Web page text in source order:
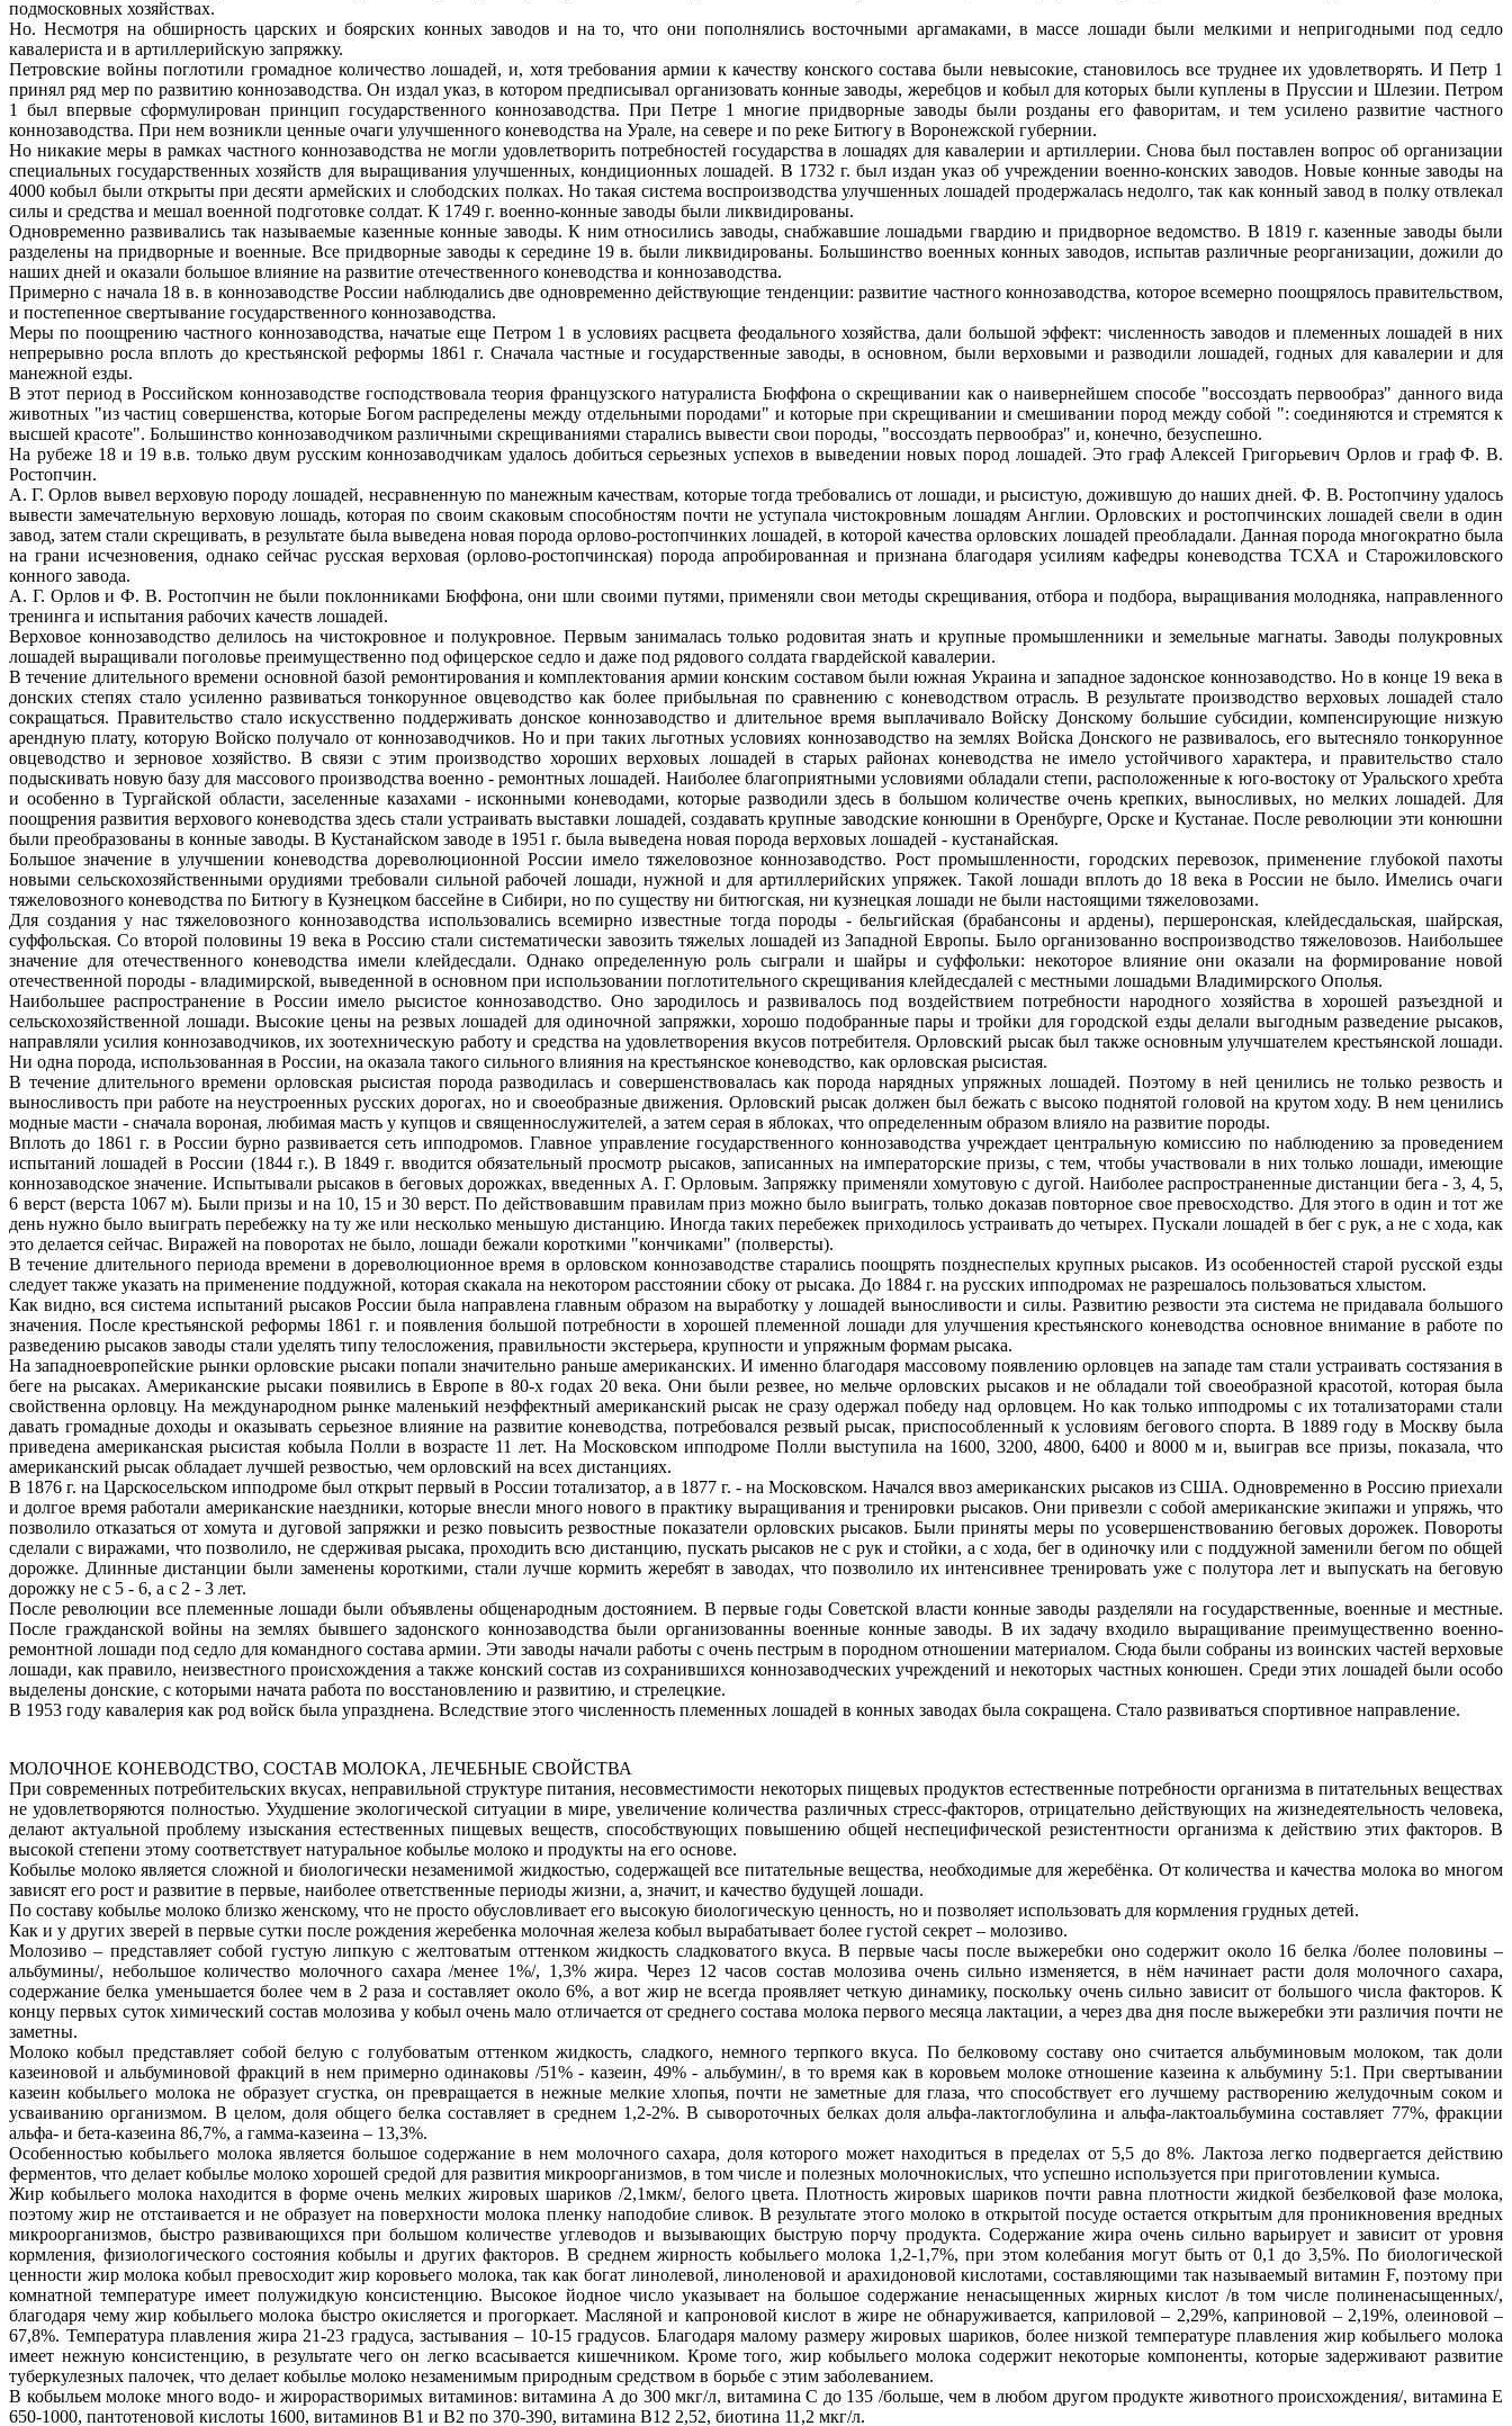
подмосковных хозяйствах.
Но. Несмотря на обширность царских и боярских конных заводов и на то, что они пополнялись восточными аргамаками, в массе лошади были мелкими и непригодными под седло
кавалериста и в артиллерийскую запряжку.
Петровские войны поглотили громадное количество лошадей, и, хотя требования армии к качеству конского состава были невысокие, становилось все труднее их удовлетворять. И Петр 1
принял ряд мер по развитию коннозаводства. Он издал указ, в котором предписывал организовать конные заводы, жеребцов и кобыл для которых были куплены в Пруссии и Шлезии. Петром
1 был впервые сформулирован принцип государственного коннозаводства. При Петре 1 многие придворные заводы были розданы его фаворитам, и тем усилено развитие частного
коннозаводства. При нем возникли ценные очаги улучшенного коневодства на Урале, на севере и по реке Битюгу в Воронежской губернии.
Но никакие меры в рамках частного коннозаводства не могли удовлетворить потребностей государства в лошадях для кавалерии и артиллерии. Снова был поставлен вопрос об организации
специальных государственных хозяйств для выращивания улучшенных, кондиционных лошадей. В 1732 г. был издан указ об учреждении военно-конских заводов. Новые конные заводы на
4000 кобыл были открыты при десяти армейских и слободских полках. Но такая система воспроизводства улучшенных лошадей продержалась недолго, так как конный завод в полку отвлекал
силы и средства и мешал военной подготовке солдат. К 1749 г. военно-конные заводы были ликвидированы.
Одновременно развивались так называемые казенные конные заводы. К ним относились заводы, снабжавшие лошадьми гвардию и придворное ведомство. В 1819 г. казенные заводы были
разделены на придворные и военные. Все придворные заводы к середине 19 в. были ликвидированы. Большинство военных конных заводов, испытав различные реорганизации, дожили до
наших дней и оказали большое влияние на развитие отечественного коневодства и коннозаводства.
Примерно с начала 18 в. в коннозаводстве России наблюдались две одновременно действующие тенденции: развитие частного коннозаводства, которое всемерно поощрялось правительством,
и постепенное свертывание государственного коннозаводства.
Меры по поощрению частного коннозаводства, начатые еще Петром 1 в условиях расцвета феодального хозяйства, дали большой эффект: численность заводов и племенных лошадей в них
непрерывно росла вплоть до крестьянской реформы 1861 г. Сначала частные и государственные заводы, в основном, были верховыми и разводили лошадей, годных для кавалерии и для
манежной езды.
В этот период в Российском коннозаводстве господствовала теория французского натуралиста Бюффона о скрещивании как о наивернейшем способе "воссоздать первообраз" данного вида
животных "из частиц совершенства, которые Богом распределены между отдельными породами" и которые при скрещивании и смешивании пород между собой ": соединяются и стремятся к
высшей красоте". Большинство коннозаводчиком различными скрещиваниями старались вывести свои породы, "воссоздать первообраз" и, конечно, безуспешно.
На рубеже 18 и 19 в.в. только двум русским коннозаводчикам удалось добиться серьезных успехов в выведении новых пород лошадей. Это граф Алексей Григорьевич Орлов и граф Ф. В.
Ростопчин.
А. Г. Орлов вывел верховую породу лошадей, несравненную по манежным качествам, которые тогда требовались от лошади, и рысистую, дожившую до наших дней. Ф. В. Ростопчину удалось
вывести замечательную верховую лошадь, которая по своим скаковым способностям почти не уступала чистокровным лошадям Англии. Орловских и ростопчинских лошадей свели в один
завод, затем стали скрещивать, в результате была выведена новая порода орлово-ростопчинких лошадей, в которой качества орловских лошадей преобладали. Данная порода многократно была
на грани исчезновения, однако сейчас русская верховая (орлово-ростопчинская) порода апробированная и признана благодаря усилиям кафедры коневодства ТСХА и Старожиловского
конного завода.
А. Г. Орлов и Ф. В. Ростопчин не были поклонниками Бюффона, они шли своими путями, применяли свои методы скрещивания, отбора и подбора, выращивания молодняка, направленного
тренинга и испытания рабочих качеств лошадей.
Верховое коннозаводство делилось на чистокровное и полукровное. Первым занималась только родовитая знать и крупные промышленники и земельные магнаты. Заводы полукровных
лошадей выращивали поголовье преимущественно под офицерское седло и даже под рядового солдата гвардейской кавалерии.
В течение длительного времени основной базой ремонтирования и комплектования армии конским составом были южная Украина и западное задонское коннозаводство. Но в конце 19 века в
донских степях стало усиленно развиваться тонкорунное овцеводство как более прибыльная по сравнению с коневодством отрасль. В результате производство верховых лошадей стало
сокращаться. Правительство стало искусственно поддерживать донское коннозаводство и длительное время выплачивало Войску Донскому большие субсидии, компенсирующие низкую
арендную плату, которую Войско получало от коннозаводчиков. Но и при таких льготных условиях коннозаводство на землях Войска Донского не развивалось, его вытесняло тонкорунное
овцеводство и зерновое хозяйство. В связи с этим производство хороших верховых лошадей в старых районах коневодства не имело устойчивого характера, и правительство стало
подыскивать новую базу для массового производства военно - ремонтных лошадей. Наиболее благоприятными условиями обладали степи, расположенные к юго-востоку от Уральского хребта
и особенно в Тургайской области, заселенные казахами - исконными коневодами, которые разводили здесь в большом количестве очень крепких, выносливых, но мелких лошадей. Для
поощрения развития верхового коневодства здесь стали устраивать выставки лошадей, создавать крупные заводские конюшни в Оренбурге, Орске и Кустанае. После революции эти конюшни
были преобразованы в конные заводы. В Кустанайском заводе в 1951 г. была выведена новая порода верховых лошадей - кустанайская.
Большое значение в улучшении коневодства дореволюционной России имело тяжеловозное коннозаводство. Рост промышленности, городских перевозок, применение глубокой пахоты
новыми сельскохозяйственными орудиями требовали сильной рабочей лошади, нужной и для артиллерийских упряжек. Такой лошади вплоть до 18 века в России не было. Имелись очаги
тяжеловозного коневодства по Битюгу в Кузнецком бассейне в Сибири, но по существу ни битюгская, ни кузнецкая лошади не были настоящими тяжеловозами.
Для создания у нас тяжеловозного коннозаводства использовались всемирно известные тогда породы - бельгийская (брабансоны и ардены), першеронская, клейдесдальская, шайрская,
суффольская. Со второй половины 19 века в Россию стали систематически завозить тяжелых лошадей из Западной Европы. Было организованно воспроизводство тяжеловозов. Наибольшее
значение для отечественного коневодства имели клейдесдали. Однако определенную роль сыграли и шайры и суффольки: некоторое влияние они оказали на формирование новой
отечественной породы - владимирской, выведенной в основном при использовании поглотительного скрещивания клейдесдалей с местными лошадьми Владимирского Ополья.
Наибольшее распространение в России имело рысистое коннозаводство. Оно зародилось и развивалось под воздействием потребности народного хозяйства в хорошей разъездной и
сельскохозяйственной лошади. Высокие цены на резвых лошадей для одиночной запряжки, хорошо подобранные пары и тройки для городской езды делали выгодным разведение рысаков,
направляли усилия коннозаводчиков, их зоотехническую работу и средства на удовлетворения вкусов потребителя. Орловский рысак был также основным улучшателем крестьянской лошади.
Ни одна порода, использованная в России, на оказала такого сильного влияния на крестьянское коневодство, как орловская рысистая.
В течение длительного времени орловская рысистая порода разводилась и совершенствовалась как порода нарядных упряжных лошадей. Поэтому в ней ценились не только резвость и
выносливость при работе на неустроенных русских дорогах, но и своеобразные движения. Орловский рысак должен был бежать с высоко поднятой головой на крутом ходу. В нем ценились
модные масти - сначала вороная, любимая масть у купцов и священнослужителей, а затем серая в яблоках, что определенным образом влияло на развитие породы.
Вплоть до 1861 г. в России бурно развивается сеть ипподромов. Главное управление государственного коннозаводства учреждает центральную комиссию по наблюдению за проведением
испытаний лошадей в России (1844 г.). В 1849 г. вводится обязательный просмотр рысаков, записанных на императорские призы, с тем, чтобы участвовали в них только лошади, имеющие
коннозаводское значение. Испытывали рысаков в беговых дорожках, введенных А. Г. Орловым. Запряжку применяли хомутовую с дугой. Наиболее распространенные дистанции бега - 3, 4, 5,
6 верст (верста 1067 м). Были призы и на 10, 15 и 30 верст. По действовавшим правилам приз можно было выиграть, только доказав повторное свое превосходство. Для этого в один и тот же
день нужно было выиграть перебежку на ту же или несколько меньшую дистанцию. Иногда таких перебежек приходилось устраивать до четырех. Пускали лошадей в бег с рук, а не с хода, как
это делается сейчас. Виражей на поворотах не было, лошади бежали короткими "кончиками" (полверсты).
В течение длительного периода времени в дореволюционное время в орловском коннозаводстве старались поощрять позднеспелых крупных рысаков. Из особенностей старой русской езды
следует также указать на применение поддужной, которая скакала на некотором расстоянии сбоку от рысака. До 1884 г. на русских ипподромах не разрешалось пользоваться хлыстом.
Как видно, вся система испытаний рысаков России была направлена главным образом на выработку у лошадей выносливости и силы. Развитию резвости эта система не придавала большого
значения. После крестьянской реформы 1861 г. и появления большой потребности в хорошей племенной лошади для улучшения крестьянского коневодства основное внимание в работе по
разведению рысаков заводы стали уделять типу телосложения, правильности экстерьера, крупности и упряжным формам рысака.
На западноевропейские рынки орловские рысаки попали значительно раньше американских. И именно благодаря массовому появлению орловцев на западе там стали устраивать состязания в
беге на рысаках. Американские рысаки появились в Европе в 80-х годах 20 века. Они были резвее, но мельче орловских рысаков и не обладали той своеобразной красотой, которая была
свойственна орловцу. На международном рынке маленький неэффектный американский рысак не сразу одержал победу над орловцем. Но как только ипподромы с их тотализаторами стали
давать громадные доходы и оказывать серьезное влияние на развитие коневодства, потребовался резвый рысак, приспособленный к условиям бегового спорта. В 1889 году в Москву была
приведена американская рысистая кобыла Полли в возрасте 11 лет. На Московском ипподроме Полли выступила на 1600, 3200, 4800, 6400 и 8000 м и, выиграв все призы, показала, что
американский рысак обладает лучшей резвостью, чем орловский на всех дистанциях.
В 1876 г. на Царскосельском ипподроме был открыт первый в России тотализатор, а в 1877 г. - на Московском. Начался ввоз американских рысаков из США. Одновременно в Россию приехали
и долгое время работали американские наездники, которые внесли много нового в практику выращивания и тренировки рысаков. Они привезли с собой американские экипажи и упряжь, что
позволило отказаться от хомута и дуговой запряжки и резко повысить резвостные показатели орловских рысаков. Были приняты меры по усовершенствованию беговых дорожек. Повороты
сделали с виражами, что позволило, не сдерживая рысака, проходить всю дистанцию, пускать рысаков не с рук и стойки, а с хода, бег в одиночку или с поддужной заменили бегом по общей
дорожке. Длинные дистанции были заменены короткими, стали лучше кормить жеребят в заводах, что позволило их интенсивнее тренировать уже с полутора лет и выпускать на беговую
дорожку не с 5 - 6, а с 2 - 3 лет.
После революции все племенные лошади были объявлены общенародным достоянием. В первые годы Советской власти конные заводы разделяли на государственные, военные и местные.
После гражданской войны на землях бывшего задонского коннозаводства были организованны военные конные заводы. В их задачу входило выращивание преимущественно военно-
ремонтной лошади под седло для командного состава армии. Эти заводы начали работы с очень пестрым в породном отношении материалом. Сюда были собраны из воинских частей верховые
лошади, как правило, неизвестного происхождения а также конский состав из сохранившихся коннозаводческих учреждений и некоторых частных конюшен. Среди этих лошадей были особо
выделены донские, с которыми начата работа по восстановлению и развитию, и стрелецкие.
В 1953 году кавалерия как род войск была упразднена. Вследствие этого численность племенных лошадей в конных заводах была сокращена. Стало развиваться спортивное направление.
МОЛОЧНОЕ КОНЕВОДСТВО, СОСТАВ МОЛОКА, ЛЕЧЕБНЫЕ СВОЙСТВА
При современных потребительских вкусах, неправильной структуре питания, несовместимости некоторых пищевых продуктов естественные потребности организма в питательных веществах
не удовлетворяются полностью. Ухудшение экологической ситуации в мире, увеличение количества различных стресс-факторов, отрицательно действующих на жизнедеятельность человека,
делают актуальной проблему изыскания естественных пищевых веществ, способствующих повышению общей неспецифической резистентности организма к действию этих факторов. В
высокой степени этому соответствует натуральное кобылье молоко и продукты на его основе.
Кобылье молоко является сложной и биологически незаменимой жидкостью, содержащей все питательные вещества, необходимые для жеребёнка. От количества и качества молока во многом
зависят его рост и развитие в первые, наиболее ответственные периоды жизни, а, значит, и качество будущей лошади.
По составу кобылье молоко близко женскому, что не просто обусловливает его высокую биологическую ценность, но и позволяет использовать для кормления грудных детей.
Как и у других зверей в первые сутки после рождения жеребенка молочная железа кобыл вырабатывает более густой секрет – молозиво.
Молозиво – представляет собой густую липкую с желтоватым оттенком жидкость сладковатого вкуса. В первые часы после выжеребки оно содержит около 16 белка /более половины –
альбумины/, небольшое количество молочного сахара /менее 1%/, 1,3% жира. Через 12 часов состав молозива очень сильно изменяется, в нём начинает расти доля молочного сахара,
содержание белка уменьшается более чем в 2 раза и составляет около 6%, а вот жир не всегда проявляет четкую динамику, поскольку очень сильно зависит от большого числа факторов. К
концу первых суток химический состав молозива у кобыл очень мало отличается от среднего состава молока первого месяца лактации, а через два дня после выжеребки эти различия почти не
заметны.
Молоко кобыл представляет собой белую с голубоватым оттенком жидкость, сладкого, немного терпкого вкуса. По белковому составу оно считается альбуминовым молоком, так доли
казеиновой и альбуминовой фракций в нем примерно одинаковы /51% - казеин, 49% - альбумин/, в то время как в коровьем молоке отношение казеина к альбумину 5:1. При свертывании
казеин кобыльего молока не образует сгустка, он превращается в нежные мелкие хлопья, почти не заметные для глаза, что способствует его лучшему растворению желудочным соком и
усваиванию организмом. В целом, доля общего белка составляет в среднем 1,2-2%. В сывороточных белках доля альфа-лактоглобулина и альфа-лактоальбумина составляет 77%, фракции
альфа- и бета-казеина 86,7%, а гамма-казеина – 13,3%.
Особенностью кобыльего молока является большое содержание в нем молочного сахара, доля которого может находиться в пределах от 5,5 до 8%. Лактоза легко подвергается действию
ферментов, что делает кобылье молоко хорошей средой для развития микроорганизмов, в том числе и полезных молочнокислых, что успешно используется при приготовлении кумыса.
Жир кобыльего молока находится в форме очень мелких жировых шариков /2,1мкм/, белого цвета. Плотность жировых шариков почти равна плотности жидкой безбелковой фазе молока,
поэтому жир не отстаивается и не образует на поверхности молока пленку наподобие сливок. В результате этого молоко в открытой посуде остается открытым для проникновения вредных
микроорганизмов, быстро развивающихся при большом количестве углеводов и вызывающих быструю порчу продукта. Содержание жира очень сильно варьирует и зависит от уровня
кормления, физиологического состояния кобылы и других факторов. В среднем жирность кобыльего молока 1,2-1,7%, при этом колебания могут быть от 0,1 до 3,5%. По биологической
ценности жир молока кобыл превосходит жир коровьего молока, так как богат линолевой, линоленовой и арахидоновой кислотами, составляющими так называемый витамин F, поэтому при
комнатной температуре имеет полужидкую консистенцию. Высокое йодное число указывает на большое содержание ненасыщенных жирных кислот /в том числе полиненасыщенных/,
благодаря чему жир кобыльего молока быстро окисляется и прогоркает. Масляной и капроновой кислот в жире не обнаруживается, каприловой – 2,29%, каприновой – 2,19%, олеиновой –
67,8%. Температура плавления жира 21-23 градуса, застывания – 10-15 градусов. Благодаря малому размеру жировых шариков, более низкой температуре плавления жир кобыльего молока
имеет нежную консистенцию, в результате чего он легко всасывается кишечником. Кроме того, жир кобыльего молока содержит некоторые компоненты, которые задерживают развитие
туберкулезных палочек, что делает кобылье молоко незаменимым природным средством в борьбе с этим заболеванием.
В кобыльем молоке много водо- и жирорастворимых витаминов: витамина А до 300 мкг/л, витамина С до 135 /больше, чем в любом другом продукте животного происхождения/, витамина Е
650-1000, пантотеновой кислоты 1600, витаминов В1 и В2 по 370-390, витамина В12 2,52, биотина 11,2 мкг/л.